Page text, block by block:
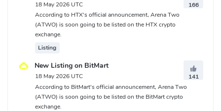
18 May 2026 UTC
166
According to HTX's official announcement, Arena Two
(ATWO) is soon going to be listed on the HTX crypto
exchange.
Listing
New Listing on BitMart
18 May 2026 UTC
141
According to BitMart's official announcement, Arena Two
(ATWO) is soon going to be listed on the BitMart crypto
exchange.